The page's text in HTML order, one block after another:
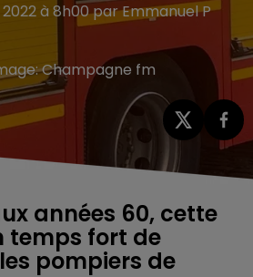
à 8h00 par Emmanuel P
Champagne fm
années 60, cette
temps fort de
pompiers de